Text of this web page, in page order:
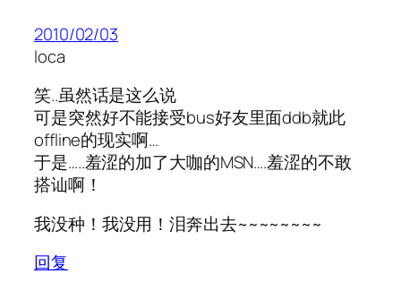
2010/02/03
loca
笑..虽然话是这么说
可是突然好不能接受bus好友里面ddb就此
offline的现实啊…
于是…..羞涩的加了大咖的MSN….羞涩的不敢
搭讪啊！
我没种！我没用！泪奔出去~~~~~~~~
回复